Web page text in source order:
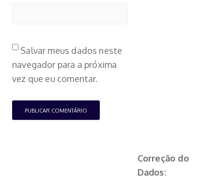
Salvar meus dados neste
navegador para a próxima
vez que eu comentar.
Correção do
Dados: